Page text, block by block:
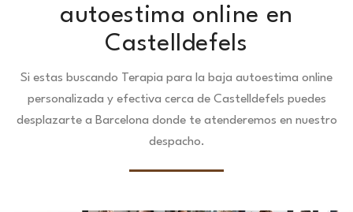
autoestima online en
Castelldefels
Si estas buscando Terapia para la baja autoestima online
personalizada y efectiva cerca de Castelldefels puedes
desplazarte a Barcelona donde te atenderemos en nuestro
despacho.